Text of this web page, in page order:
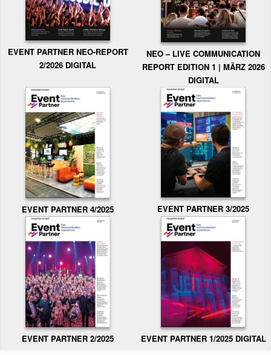
EVENT PARTNER NEO-REPORT
2/2026 DIGITAL
NEO – LIVE COMMUNICATION
REPORT EDITION 1 | MÄRZ 2026
DIGITAL
EVENT PARTNER 4/2025 EVENT PARTNER 3/2025
EVENT PARTNER 2/2025 EVENT PARTNER 1/2025 DIGITAL